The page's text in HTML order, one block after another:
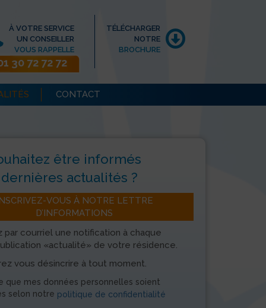
À VOTRE SERVICE
UN CONSEILLER
VOUS RAPPELLE
30 72 72 72
TÉLÉCHARGER
NOTRE
BROCHURE
CONTACT
être informés
actualités ?
VOUS À NOTRE LETTRE
D’INFORMATIONS
par courriel une notification à chaque
«actualité» de votre résidence.
vous désincrire à tout moment.
que mes données personnelles soient
selon notre politique de confidentialité